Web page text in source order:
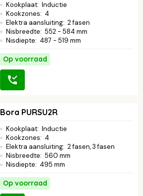
Kookplaat: Inductie
Kookzones: 4
Elektra aansluiting: 2 fasen
Nisbreedte: 552 - 584 mm
Nisdiepte: 487 - 519 mm
Op voorraad
Bora PURSU2R
Kookplaat: Inductie
Kookzones: 4
Elektra aansluiting: 2 fasen, 3 fasen
Nisbreedte: 560 mm
Nisdiepte: 495 mm
Op voorraad